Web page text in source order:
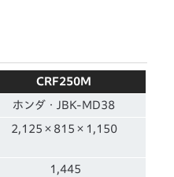
CRF250M
ホンダ・JBK-MD38
2,125×815×1,150
1,445